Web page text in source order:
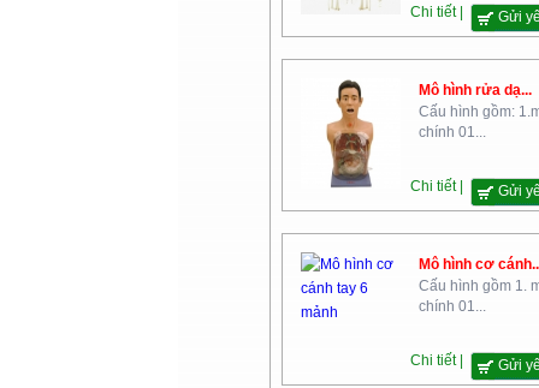
Chi tiết | Gửi
Mô hình rửa dạ...
Cấu hình gồm:
chính 01...
Chi tiết | Gửi
Mô hình cơ
Cấu hình gồm 1.
chính 01...
Chi tiết | Gửi